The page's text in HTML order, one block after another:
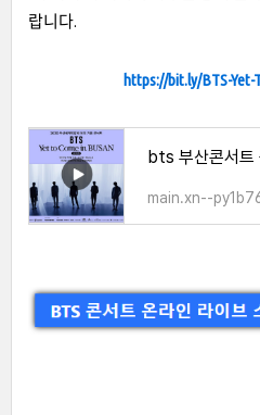
랍니다.
https://bit.ly/BTS-Yet-
main.xn--